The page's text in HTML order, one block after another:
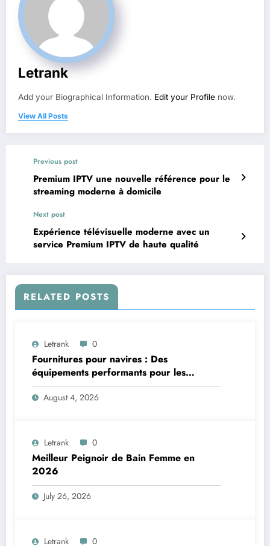
Letrank
Add your Biographical Information. Edit your Profile now.
View All Posts
Previous post
Premium IPTV une nouvelle référence pour le
streaming moderne à domicile
Next post
Expérience télévisuelle moderne avec un
service Premium IPTV de haute qualité
RELATED POSTS
Letrank 0
Fournitures pour navires : Des
équipements performants pour les
applications maritimes
August 4, 2026
Letrank 0
Meilleur Peignoir de Bain Femme en
2026
July 26, 2026
Letrank 0